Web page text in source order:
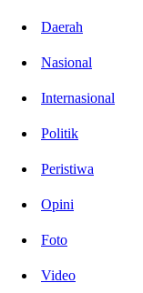
Daerah
Nasional
Internasional
Politik
Peristiwa
Opini
Foto
Video